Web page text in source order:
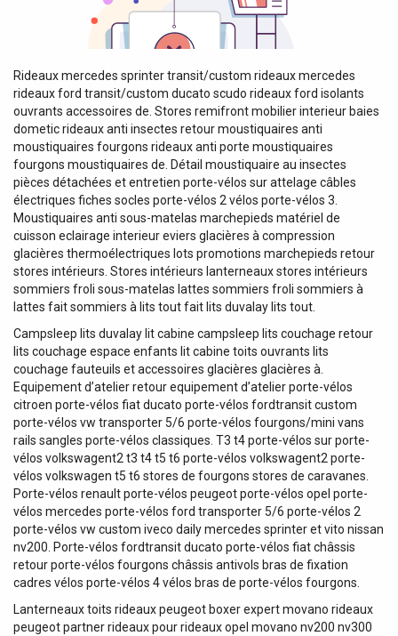
Rideaux mercedes sprinter transit/custom rideaux mercedes
rideaux ford transit/custom ducato scudo rideaux ford isolants
ouvrants accessoires de. Stores remifront mobilier interieur baies
dometic rideaux anti insectes retour moustiquaires anti
moustiquaires fourgons rideaux anti porte moustiquaires
fourgons moustiquaires de. Détail moustiquaire au insectes
pièces détachées et entretien porte-vélos sur attelage câbles
électriques fiches socles porte-vélos 2 vélos porte-vélos 3.
Moustiquaires anti sous-matelas marchepieds matériel de
cuisson eclairage interieur eviers glacières à compression
glacières thermoélectriques lots promotions marchepieds retour
stores intérieurs. Stores intérieurs lanterneaux stores intérieurs
sommiers froli sous-matelas lattes sommiers froli sommiers à
lattes fait sommiers à lits tout fait lits duvalay lits tout.
Campsleep lits duvalay lit cabine campsleep lits couchage retour
lits couchage espace enfants lit cabine toits ouvrants lits
couchage fauteuils et accessoires glacières glacières à.
Equipement d’atelier retour equipement d’atelier porte-vélos
citroen porte-vélos fiat ducato porte-vélos fordtransit custom
porte-vélos vw transporter 5/6 porte-vélos fourgons/mini vans
rails sangles porte-vélos classiques. T3 t4 porte-vélos sur porte-
vélos volkswagent2 t3 t4 t5 t6 porte-vélos volkswagent2 porte-
vélos volkswagen t5 t6 stores de fourgons stores de caravanes.
Porte-vélos renault porte-vélos peugeot porte-vélos opel porte-
vélos mercedes porte-vélos ford transporter 5/6 porte-vélos 2
porte-vélos vw custom iveco daily mercedes sprinter et vito nissan
nv200. Porte-vélos fordtransit ducato porte-vélos fiat châssis
retour porte-vélos fourgons châssis antivols bras de fixation
cadres vélos porte-vélos 4 vélos bras de porte-vélos fourgons.
Lanterneaux toits rideaux peugeot boxer expert movano rideaux
peugeot partner rideaux pour rideaux opel movano nv200 nv300